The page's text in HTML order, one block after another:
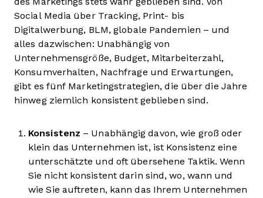
Social Media über Tracking, Print- bis
Digitalwerbung, BLM, globale Pandemien – und
alles dazwischen: Unabhängig von
Unternehmensgröße, Budget, Mitarbeiterzahl,
Konsumverhalten, Nachfrage und Erwartungen,
gibt es fünf Marketingstrategien, die über die Jahre
hinweg ziemlich konsistent geblieben sind.
Konsistenz – Unabhängig davon, wie groß oder
klein das Unternehmen ist, ist Konsistenz eine
unterschätzte und oft übersehene Taktik. Wenn
Sie nicht konsistent darin sind, wo, wann und
wie Sie auftreten, kann das Ihrem Unternehmen